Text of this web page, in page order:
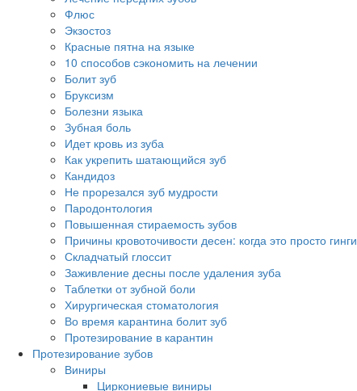
Флюс
Экзостоз
Красные пятна на языке
10 способов сэкономить на лечении
Болит зуб
Бруксизм
Болезни языка
Зубная боль
Идет кровь из зуба
Как укрепить шатающийся зуб
Кандидоз
Не прорезался зуб мудрости
Пародонтология
Повышенная стираемость зубов
Причины кровоточивости десен: когда это просто
Складчатый глоссит
Заживление десны после удаления зуба
Таблетки от зубной боли
Хирургическая стоматология
Во время карантина болит зуб
Протезирование в карантин
Протезирование зубов
Виниры
Циркониевые виниры